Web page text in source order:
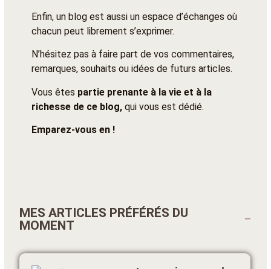
Enfin, un blog est aussi un espace d’échanges où
chacun peut librement s’exprimer.
N’hésitez pas à faire part de vos commentaires,
remarques, souhaits ou idées de futurs articles.
Vous êtes partie prenante à la vie et à la
richesse de ce blog, qui vous est dédié.
Emparez-vous en !
MES ARTICLES PRÉFÉRÉS DU
MOMENT